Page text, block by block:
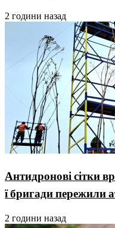
2 години назад
Антидронові сітки
ї бригади пережили
2 години назад